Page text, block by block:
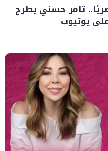
تامر حسني يطرح
يوتيوب